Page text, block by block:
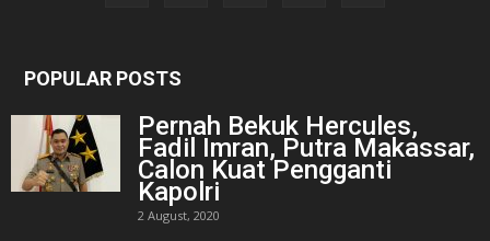
POPULAR POSTS
Pernah Bekuk Hercules,
Fadil Imran, Putra Makassar,
Calon Kuat Pengganti
Kapolri
2 August, 2020